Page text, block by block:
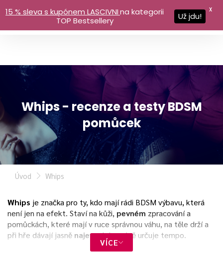
Whips - recenze a testy BDSM
pomůcek
Úvod Whips
Whips je značka pro ty, kdo mají rádi BDSM výbavu, která
není jen na efekt. Staví na kůži, pevném zpracování a
pomůckách, které mají v ruce správnou váhu, na těle drží a
při hře dávají jasně najevo, kdo právě určuje tempo.
VÍCE
15 % sleva s kupónem LASCIVNIna kategorii
TOP Bestsellery
Už jdu!
X